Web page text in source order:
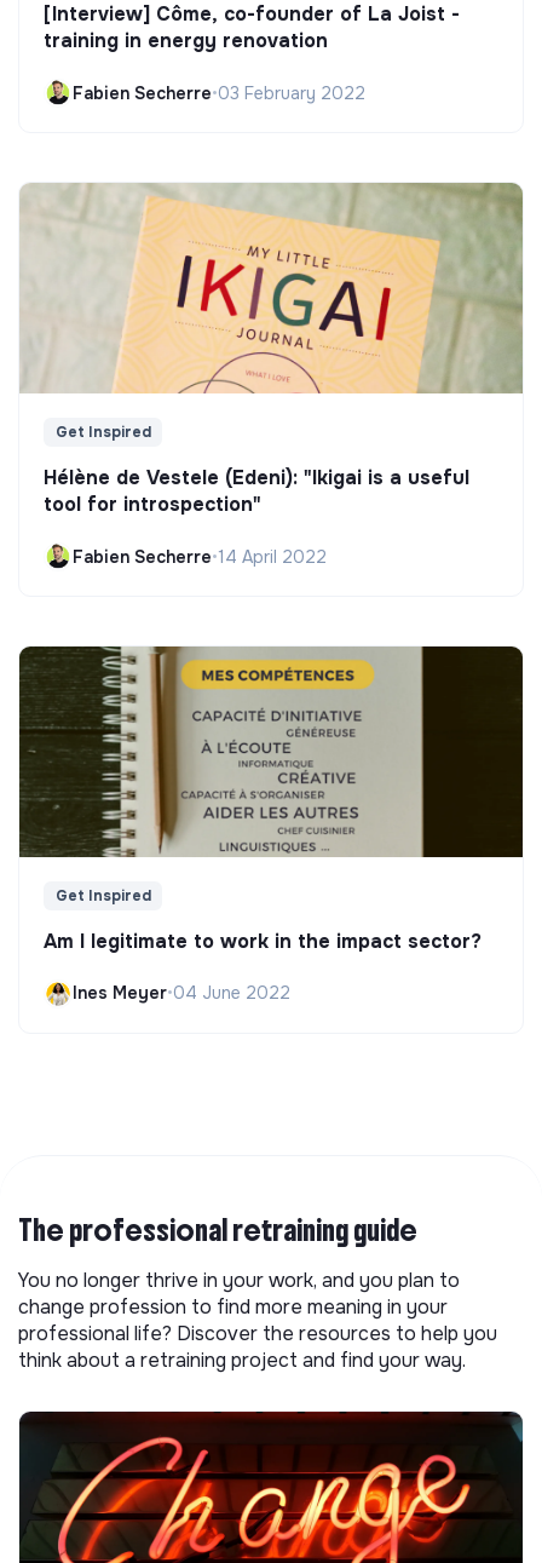
[Interview] Côme, co-founder of La Joist -
training in energy renovation
Fabien Secherre•03 February 2022
Get Inspired
Hélène de Vestele (Edeni): "Ikigai is a useful
tool for introspection"
Fabien Secherre•14 April 2022
Get Inspired
Am I legitimate to work in the impact sector?
Ines Meyer•04 June 2022
The professional retraining guide
You no longer thrive in your work, and you plan to
change profession to find more meaning in your
professional life? Discover the resources to help you
think about a retraining project and find your way.